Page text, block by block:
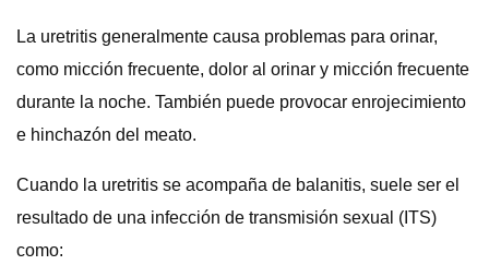
La uretritis generalmente causa problemas para orinar,
como micción frecuente, dolor al orinar y micción frecuente
durante la noche. También puede provocar enrojecimiento
e hinchazón del meato.
Cuando la uretritis se acompaña de balanitis, suele ser el
resultado de una infección de transmisión sexual (ITS)
como: